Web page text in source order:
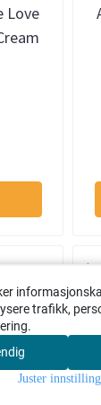
Søk
Love
trafikk,
Juster